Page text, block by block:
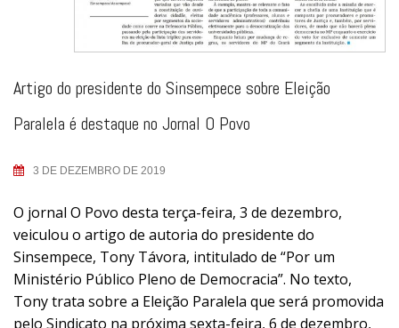
Artigo do presidente do Sinsempece sobre Eleição
Paralela é destaque no Jornal O Povo
3 DE DEZEMBRO DE 2019
O jornal O Povo desta terça-feira, 3 de dezembro,
veiculou o artigo de autoria do presidente do
Sinsempece, Tony Távora, intitulado de “Por um
Ministério Público Pleno de Democracia”. No texto,
Tony trata sobre a Eleição Paralela que será promovida
pelo Sindicato na próxima sexta-feira, 6 de dezembro,